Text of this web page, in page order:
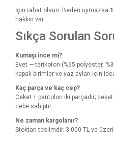
İçin rahat olsun: Beden uymazsa
hakkın var.
Sıkça Sorulan
Kumaşı ince mi?
Evet — terikoton (%65 polyester,
kapalı birimler ve yaz ayları için
Kaç parça ve kaç cep?
Ceket + pantolon iki parçadır;
cebe sahiptir.
Ne zaman kargolanır?
Stoktan teslimdir; 3.000 TL ve